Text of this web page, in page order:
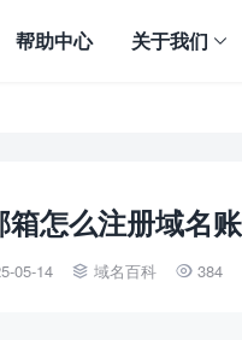
帮助中心 关于我们
箱怎么注册域名
05-14  域名百科  384